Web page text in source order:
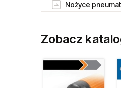
Nożyce
Pilnikarki
Zobacz